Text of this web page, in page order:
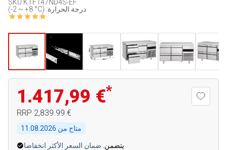
SKU KTF147ND4S-EF
(-2 ~ +8 °C) :درجة الحرارة
1.417,99 €*
RRP ‏2,839.99 €
متاح من 11.08.2026
يتضمن. ضمان السعر الأكثر انخفاضا